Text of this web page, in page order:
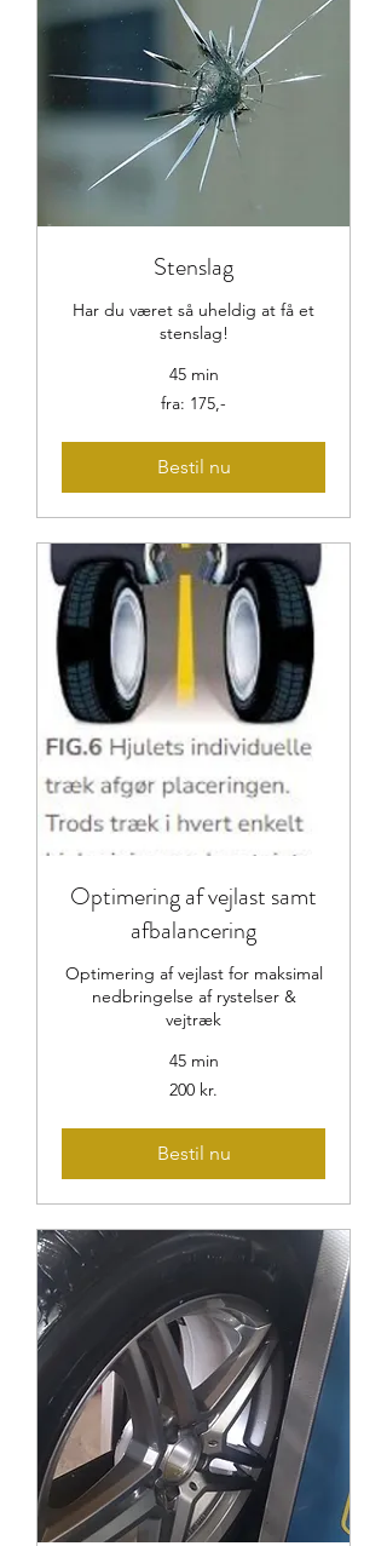
Stenslag
Har du været så uheldig at få et
stenslag!
45 min
fra: 175,-
Bestil nu
Optimering af vejlast samt
afbalancering
Optimering af vejlast for maksimal
nedbringelse af rystelser &
vejtræk
45 min
200 kr.
Bestil nu